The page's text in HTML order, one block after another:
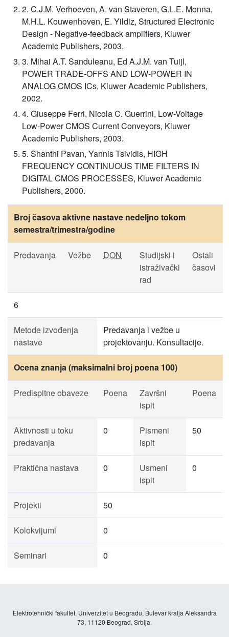
2. C.J.M. Verhoeven, A. van Staveren, G.L.E. Monna,
M.H.L. Kouwenhoven, E. Yildiz, Structured Electronic
Design - Negative-feedback amplifiers, Kluwer
Academic Publishers, 2003.
3. Mihai A.T. Sanduleanu, Ed A.J.M. van Tuijl,
POWER TRADE-OFFS AND LOW-POWER IN
ANALOG CMOS ICs, Kluwer Academic Publishers,
2002.
4. Giuseppe Ferri, Nicola C. Guerrini, Low-Voltage
Low-Power CMOS Current Conveyors, Kluwer
Academic Publishers, 2003.
5. Shanthi Pavan, Yannis Tsividis, HIGH
FREQUENCY CONTINUOUS TIME FILTERS IN
DIGITAL CMOS PROCESSES, Kluwer Academic
Publishers, 2000.
Broj časova aktivne nastave nedeljno tokom
semestra/trimestra/godine
Predavanja Vežbe DON
Studijski i
istraživački
rad
Ostali
časovi
6
Metode izvođenja
nastave
Predavanja i vežbe u
projektovanju. Konsultacije.
Ocena znanja (maksimalni broj poena 100)
Predispitne obaveze Poena
Završni
ispit
Poena
Aktivnosti u toku
predavanja
0
Pismeni
ispit
50
Praktična nastava 0
Usmeni
ispit
0
Projekti 50
Kolokvijumi 0
Seminari 0
Elektrotehnički fakultet, Univerzitet u Beogradu, Bulevar kralja Aleksandra
73, 11120 Beograd, Srbija.